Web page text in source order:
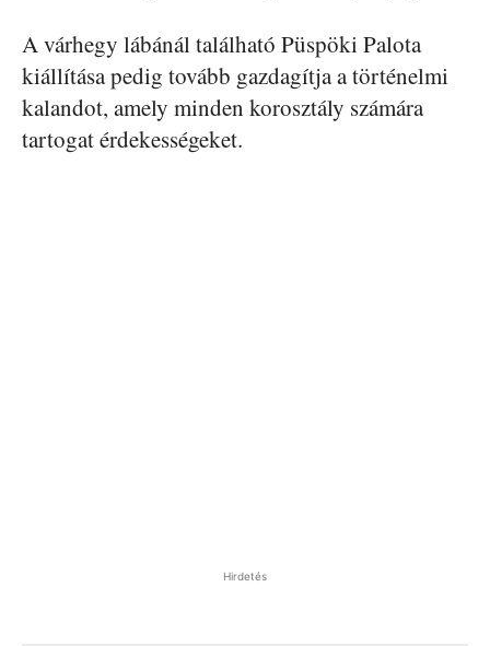
A várhegy lábánál található Püspöki Palota
kiállítása pedig tovább gazdagítja a történelmi
kalandot, amely minden korosztály számára
tartogat érdekességeket.
Hirdetés